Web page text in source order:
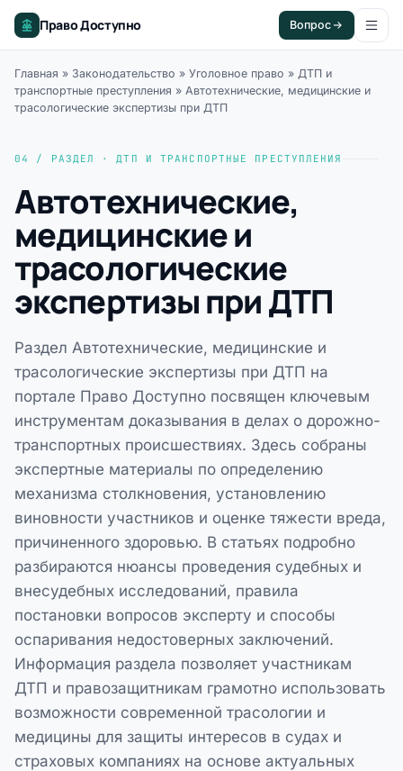
Право Доступно Вопрос
Главная » Законодательство » Уголовное право » ДТП и
транспортные преступления » Автотехнические, медицинские и
трасологические экспертизы при ДТП
04 / РАЗДЕЛ · ДТП И ТРАНСПОРТНЫЕ ПРЕСТУПЛЕНИЯ
Автотехнические,
медицинские и
трасологические
экспертизы при ДТП
Раздел Автотехнические, медицинские и
трасологические экспертизы при ДТП на
портале Право Доступно посвящен ключевым
инструментам доказывания в делах о дорожно-
транспортных происшествиях. Здесь собраны
экспертные материалы по определению
механизма столкновения, установлению
виновности участников и оценке тяжести вреда,
причиненного здоровью. В статьях подробно
разбираются нюансы проведения судебных и
внесудебных исследований, правила
постановки вопросов эксперту и способы
оспаривания недостоверных заключений.
Информация раздела позволяет участникам
ДТП и правозащитникам грамотно использовать
возможности современной трасологии и
медицины для защиты интересов в судах и
страховых компаниях на основе актуальных